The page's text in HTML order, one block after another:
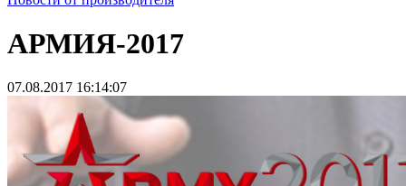
АРМИЯ-2017
07.08.2017 16:14:07